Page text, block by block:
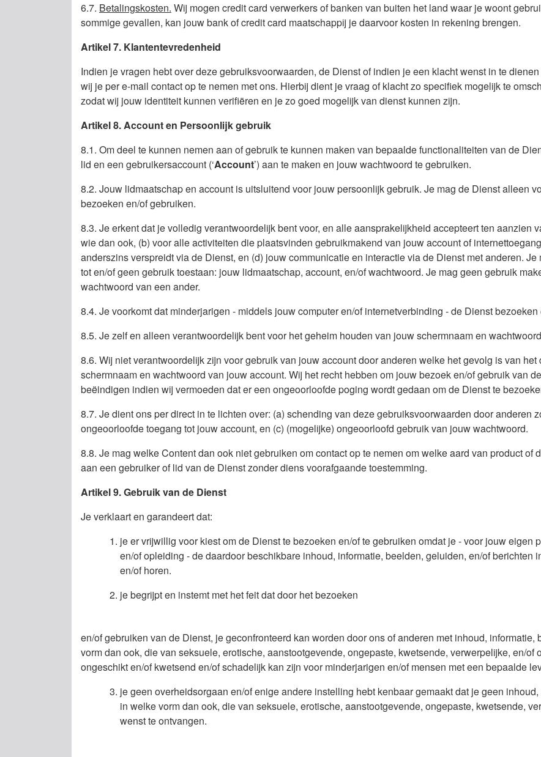
6.7. Betalingskosten. Wij mogen credit card verwerkers of banken van buiten het land waar je woont
sommige gevallen, kan jouw bank of credit card maatschappij je daarvoor kosten in rekening brengen.
Artikel 7. Klantentevredenheid
Indien je vragen hebt over deze gebruiksvoorwaarden, de Dienst of indien je een klacht wenst in te
wij je per e-mail contact op te nemen met ons. Hierbij dient je vraag of klacht zo specifiek mogelijk te
zodat wij jouw identiteit kunnen verifiëren en je zo goed mogelijk van dienst kunnen zijn.
Artikel 8. Account en Persoonlijk gebruik
8.1. Om deel te kunnen nemen aan of gebruik te kunnen maken van bepaalde functionaliteiten van de
lid en een gebruikersaccount (‘Account’) aan te maken en jouw wachtwoord te gebruiken.
8.2. Jouw lidmaatschap en account is uitsluitend voor jouw persoonlijk gebruik. Je mag de Dienst alleen
bezoeken en/of gebruiken.
8.3. Je erkent dat je volledig verantwoordelijk bent voor, en alle aansprakelijkheid accepteert ten aanzien
wie dan ook, (b) voor alle activiteiten die plaatsvinden gebruikmakend van jouw account of
anderszins verspreidt via de Dienst, en (d) jouw communicatie en interactie via de Dienst met anderen.
tot en/of geen gebruik toestaan: jouw lidmaatschap, account, en/of wachtwoord. Je mag geen gebruik
wachtwoord van een ander.
8.4. Je voorkomt dat minderjarigen - middels jouw computer en/of internetverbinding - de Dienst
8.5. Je zelf en alleen verantwoordelijk bent voor het geheim houden van jouw schermnaam en
8.6. Wij niet verantwoordelijk zijn voor gebruik van jouw account door anderen welke het gevolg is van
schermnaam en wachtwoord van jouw account. Wij het recht hebben om jouw bezoek en/of gebruik van
beëindigen indien wij vermoeden dat er een ongeoorloofde poging wordt gedaan om de Dienst te
8.7. Je dient ons per direct in te lichten over: (a) schending van deze gebruiksvoorwaarden door anderen
ongeoorloofde toegang tot jouw account, en (c) (mogelijke) ongeoorloofd gebruik van jouw wachtwoord.
8.8. Je mag welke Content dan ook niet gebruiken om contact op te nemen om welke aard van product of
aan een gebruiker of lid van de Dienst zonder diens voorafgaande toestemming.
Artikel 9. Gebruik van de Dienst
Je verklaart en garandeert dat:
je er vrijwillig voor kiest om de Dienst te bezoeken en/of te gebruiken omdat je - voor jouw eigen
en/of opleiding - de daardoor beschikbare inhoud, informatie, beelden, geluiden, en/of berichten
en/of horen.
je begrijpt en instemt met het feit dat door het bezoeken
en/of gebruiken van de Dienst, je geconfronteerd kan worden door ons of anderen met inhoud,
vorm dan ook, die van seksuele, erotische, aanstootgevende, ongepaste, kwetsende, verwerpelijke, en/of
ongeschikt en/of kwetsend en/of schadelijk kan zijn voor minderjarigen en/of mensen met een bepaalde
je geen overheidsorgaan en/of enige andere instelling hebt kenbaar gemaakt dat je geen
in welke vorm dan ook, die van seksuele, erotische, aanstootgevende, ongepaste, kwetsende,
wenst te ontvangen.